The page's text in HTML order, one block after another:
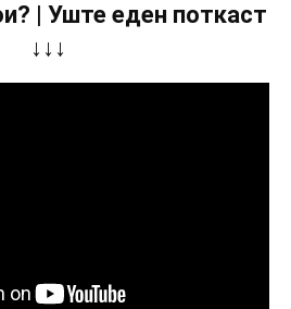
| Уште еден поткаст
↓↓↓